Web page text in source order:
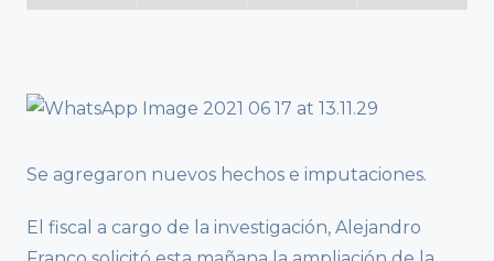
Se agregaron nuevos hechos e imputaciones.
El fiscal a cargo de la investigación, Alejandro